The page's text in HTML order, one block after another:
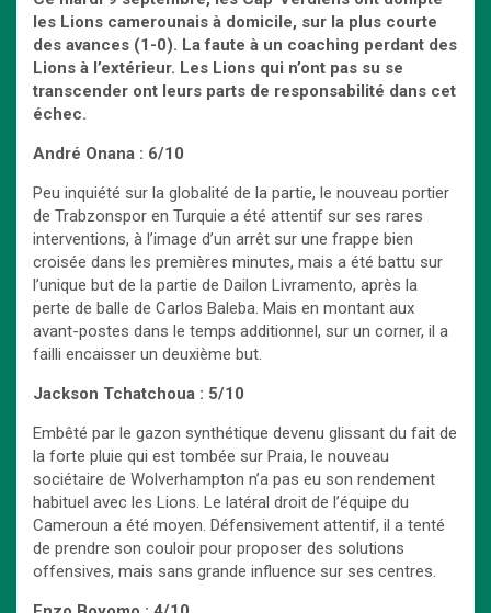
les Lions camerounais à domicile, sur la plus courte
des avances (1-0). La faute à un coaching perdant des
Lions à l’extérieur. Les Lions qui n’ont pas su se
transcender ont leurs parts de responsabilité dans cet
échec.
André Onana : 6/10
Peu inquiété sur la globalité de la partie, le nouveau portier
de Trabzonspor en Turquie a été attentif sur ses rares
interventions, à l’image d’un arrêt sur une frappe bien
croisée dans les premières minutes, mais a été battu sur
l’unique but de la partie de Dailon Livramento, après la
perte de balle de Carlos Baleba. Mais en montant aux
avant-postes dans le temps additionnel, sur un corner, il a
failli encaisser un deuxième but.
Jackson Tchatchoua : 5/10
Embêté par le gazon synthétique devenu glissant du fait de
la forte pluie qui est tombée sur Praia, le nouveau
sociétaire de Wolverhampton n’a pas eu son rendement
habituel avec les Lions. Le latéral droit de l’équipe du
Cameroun a été moyen. Défensivement attentif, il a tenté
de prendre son couloir pour proposer des solutions
offensives, mais sans grande influence sur ses centres.